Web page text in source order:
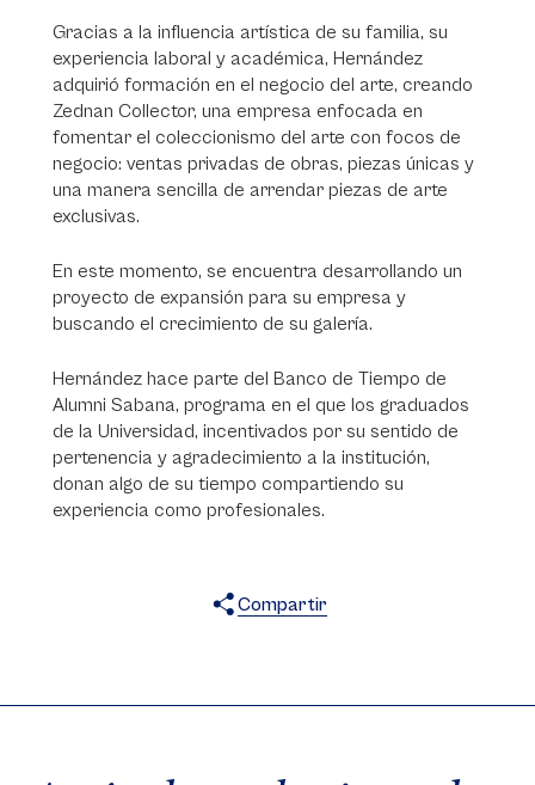
Gracias a la influencia artística de su familia, su
experiencia laboral y académica, Hernández
adquirió formación en el negocio del arte, creando
Zednan Collector, una empresa enfocada en
fomentar el coleccionismo del arte con focos de
negocio: ventas privadas de obras, piezas únicas y
una manera sencilla de arrendar piezas de arte
exclusivas.
En este momento, se encuentra desarrollando un
proyecto de expansión para su empresa y
buscando el crecimiento de su galería.
Hernández hace parte del Banco de Tiempo de
Alumni Sabana, programa en el que los graduados
de la Universidad, incentivados por su sentido de
pertenencia y agradecimiento a la institución,
donan algo de su tiempo compartiendo su
experiencia como profesionales.
Compartir